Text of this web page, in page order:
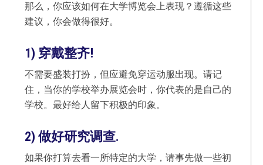
那么，你应该如何在大学博览会上表现？遵循这些
建议，你会做得很好。
1)穿戴整齐!
不需要盛装打扮，但应避免穿运动服出现。请记
住，当你的学校举办展览会时，你代表的是自己的
学校。最好给人留下积极的印象。
2)做好研究调查.
如果你打算去看一所特定的大学，请事先做一些初